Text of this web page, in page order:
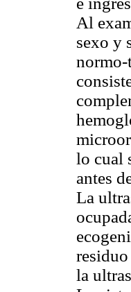
Al
sexo y
normo-
lo cual
antes
La
la